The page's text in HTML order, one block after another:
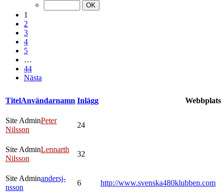
1
2
3
4
5
…
44
Nästa
TitelAnvändarnamn Inlägg Webbplats
Site AdminPeter
Nilsson
24
Site AdminLennarth
Nilsson
32
Site Adminandersj-
nsson
6 http://www.svenska480klubben.com